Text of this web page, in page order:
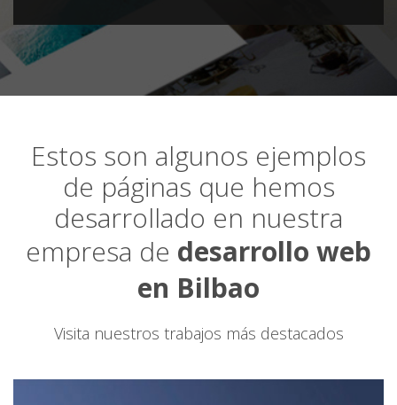
Estos son algunos ejemplos
de páginas que hemos
desarrollado en nuestra
empresa de desarrollo web
en Bilbao
Visita nuestros trabajos más destacados